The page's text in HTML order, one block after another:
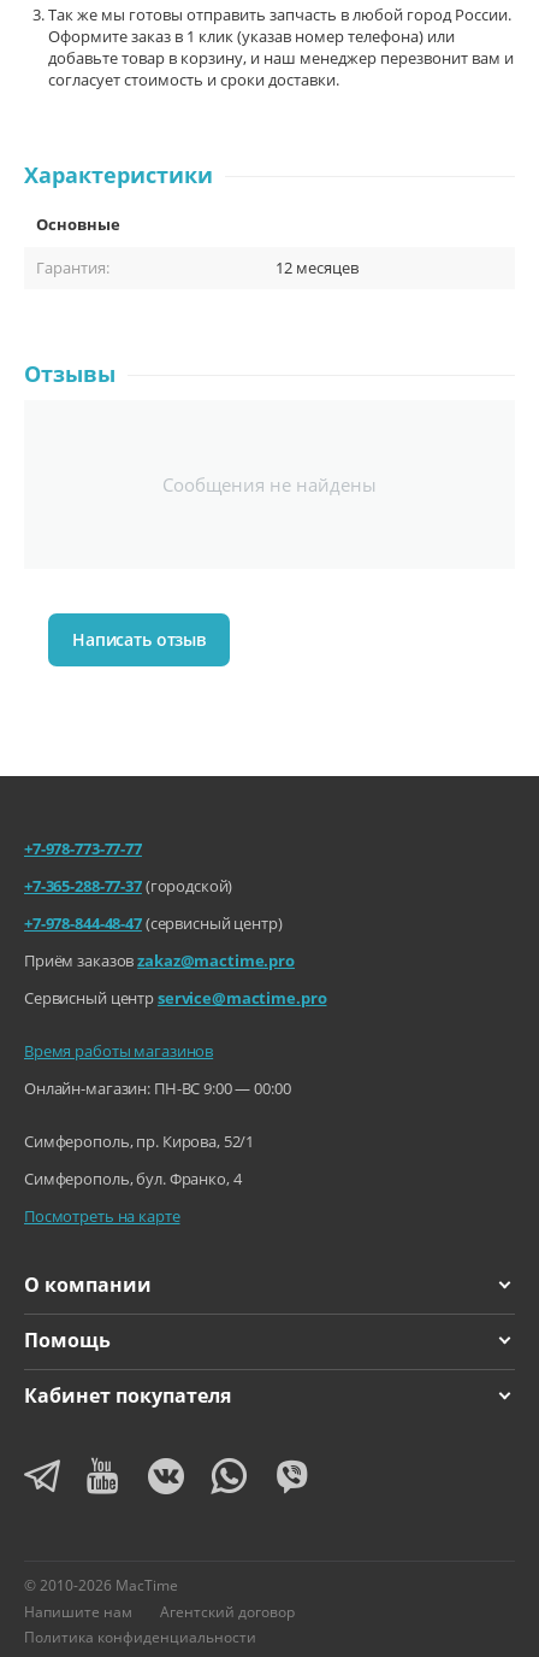
Так же мы готовы отправить запчасть в любой город России.
Оформите заказ в 1 клик (указав номер телефона) или
добавьте товар в корзину, и наш менеджер перезвонит вам и
согласует стоимость и сроки доставки.
Характеристики
Основные
Гарантия:
12 месяцев
Отзывы
Сообщения не найдены
Написать отзыв
О компании
Помощь
Кабинет покупателя
+7-978-773-77-77
+7-365-288-77-37(городской)
+7-978-844-48-47(сервисный центр)
Приём заказовzakaz@mactime.pro
Сервисный центрservice@mactime.pro
Время работы магазинов
Онлайн-магазин: ПН-ВС 9:00 — 00:00
Симферополь, пр. Кирова, 52/1
Симферополь, бул. Франко, 4
Посмотреть на карте
© 2010-2026 MacTime
Напишите нам
Агентский договор
Политика конфиденциальности